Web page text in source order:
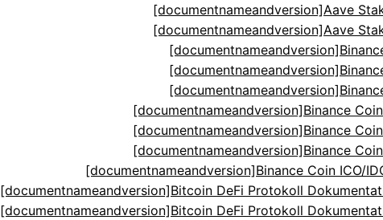
[documentnameandversion]Aave
[documentnameandversion]Aave
[documentnameandversion]Binance
[documentnameandversion]Binance
[documentnameandversion]Binance
[documentnameandversion]Binance Coin ICO/
[documentnameandversion]Bitcoin DeFi Protokoll
[documentnameandversion]Bitcoin DeFi Protokoll